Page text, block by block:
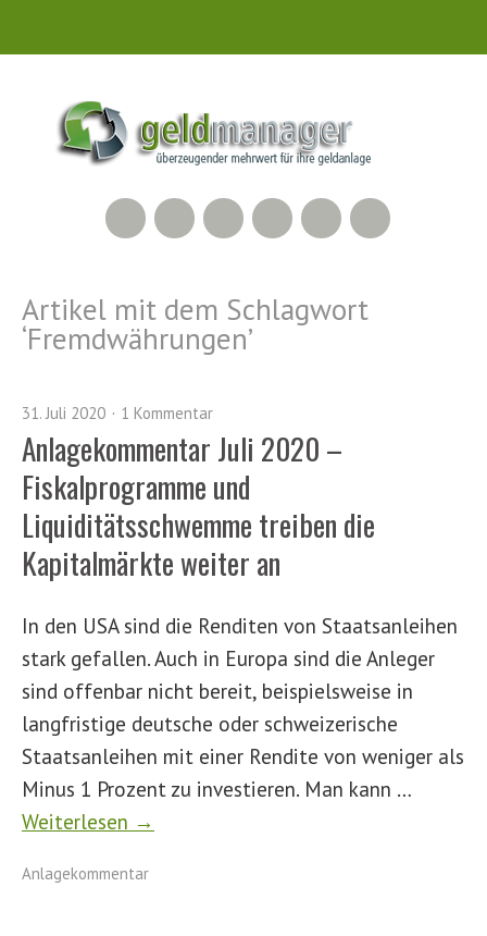
Facebook
500px
LinkedIn
Xing
RSS Feed
Artikel mit dem Schlagwort
‘Fremdwährungen’
31. Juli 2020 1 Kommentar
Anlagekommentar Juli 2020 –
Fiskalprogramme und
Liquiditätsschwemme treiben die
Kapitalmärkte weiter an
In den USA sind die Renditen von Staatsanleihen
stark gefallen. Auch in Europa sind die Anleger
sind offenbar nicht bereit, beispielsweise in
langfristige deutsche oder schweizerische
Staatsanleihen mit einer Rendite von weniger als
Minus 1 Prozent zu investieren. Man kann …
Weiterlesen →
Anlagekommentar